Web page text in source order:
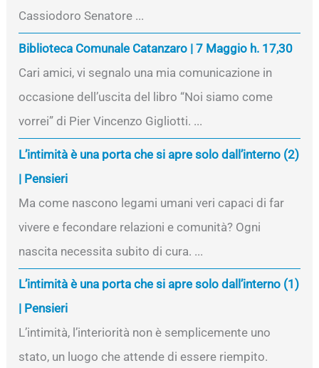
Cassiodoro Senatore ...
Biblioteca Comunale Catanzaro | 7 Maggio h. 17,30
Cari amici, vi segnalo una mia comunicazione in
occasione dell’uscita del libro “Noi siamo come
vorrei” di Pier Vincenzo Gigliotti. ...
L’intimità è una porta che si apre solo dall’interno (2)
| Pensieri
Ma come nascono legami umani veri capaci di far
vivere e fecondare relazioni e comunità? Ogni
nascita necessita subito di cura. ...
L’intimità è una porta che si apre solo dall’interno (1)
| Pensieri
L’intimità, l’interiorità non è semplicemente uno
stato, un luogo che attende di essere riempito.